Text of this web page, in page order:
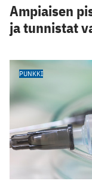
Ampiaisen
ja tunnistat
PUNKKI